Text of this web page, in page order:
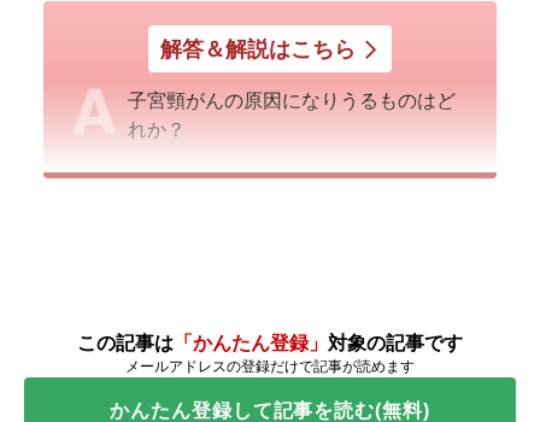
解答＆解説はこちら
子宮頸がんの原因になりうるものはど
れか？
この記事は 「かんたん登録」 対象の記事です
メールアドレスの登録だけで記事が読めます
かんたん登録して記事を読む(無料)